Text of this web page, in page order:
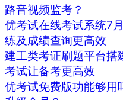
路音视频监考？
优考试在线考试系统7
练及成绩查询更高效
建工类考证刷题平台搭
考试让备考更高效
优考试免费版功能够用